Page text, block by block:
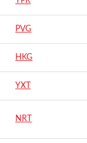
PVG
HKG
YXT
NRT